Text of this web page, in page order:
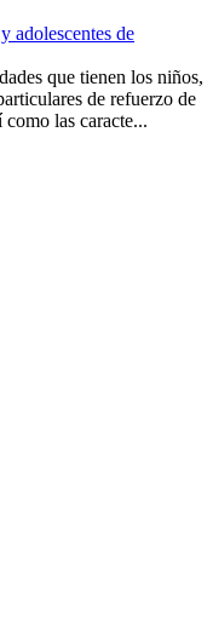
adolescentes de
que tienen los niños,
de refuerzo de
como las caracte...